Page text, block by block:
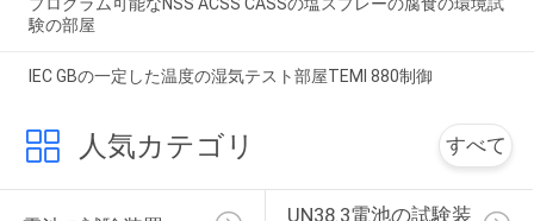
験の部屋
IEC GBの一定した温度の湿気テスト部屋TEMI 880制御
人気カテゴリ すべて
UN38.3電池の試験装